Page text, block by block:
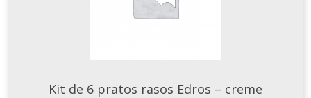
Kit de 6 pratos rasos Edros – creme